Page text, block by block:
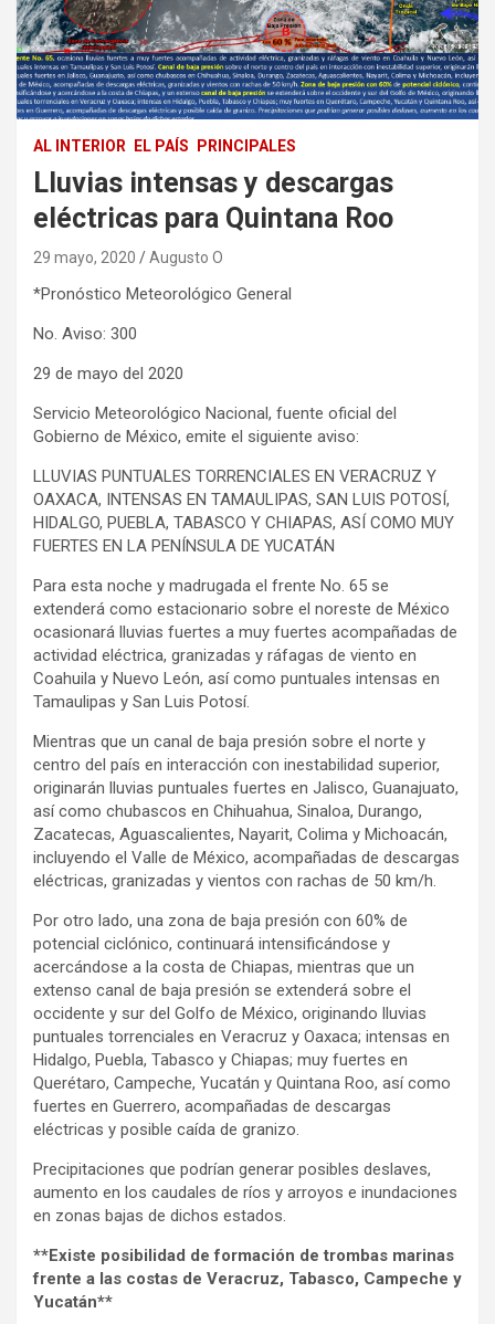
AL INTERIOR EL PAÍS PRINCIPALES
Lluvias intensas y descargas
eléctricas para Quintana Roo
29 mayo, 2020 Augusto O
*Pronóstico Meteorológico General
No. Aviso: 300
29 de mayo del 2020
Servicio Meteorológico Nacional, fuente oficial del
Gobierno de México, emite el siguiente aviso:
LLUVIAS PUNTUALES TORRENCIALES EN VERACRUZ Y
OAXACA, INTENSAS EN TAMAULIPAS, SAN LUIS POTOSÍ,
HIDALGO, PUEBLA, TABASCO Y CHIAPAS, ASÍ COMO MUY
FUERTES EN LA PENÍNSULA DE YUCATÁN
Para esta noche y madrugada el frente No. 65 se
extenderá como estacionario sobre el noreste de México
ocasionará lluvias fuertes a muy fuertes acompañadas de
actividad eléctrica, granizadas y ráfagas de viento en
Coahuila y Nuevo León, así como puntuales intensas en
Tamaulipas y San Luis Potosí.
Mientras que un canal de baja presión sobre el norte y
centro del país en interacción con inestabilidad superior,
originarán lluvias puntuales fuertes en Jalisco, Guanajuato,
así como chubascos en Chihuahua, Sinaloa, Durango,
Zacatecas, Aguascalientes, Nayarit, Colima y Michoacán,
incluyendo el Valle de México, acompañadas de descargas
eléctricas, granizadas y vientos con rachas de 50 km/h.
Por otro lado, una zona de baja presión con 60% de
potencial ciclónico, continuará intensificándose y
acercándose a la costa de Chiapas, mientras que un
extenso canal de baja presión se extenderá sobre el
occidente y sur del Golfo de México, originando lluvias
puntuales torrenciales en Veracruz y Oaxaca; intensas en
Hidalgo, Puebla, Tabasco y Chiapas; muy fuertes en
Querétaro, Campeche, Yucatán y Quintana Roo, así como
fuertes en Guerrero, acompañadas de descargas
eléctricas y posible caída de granizo.
Precipitaciones que podrían generar posibles deslaves,
aumento en los caudales de ríos y arroyos e inundaciones
en zonas bajas de dichos estados.
**Existe posibilidad de formación de trombas marinas
frente a las costas de Veracruz, Tabasco, Campeche y
Yucatán**